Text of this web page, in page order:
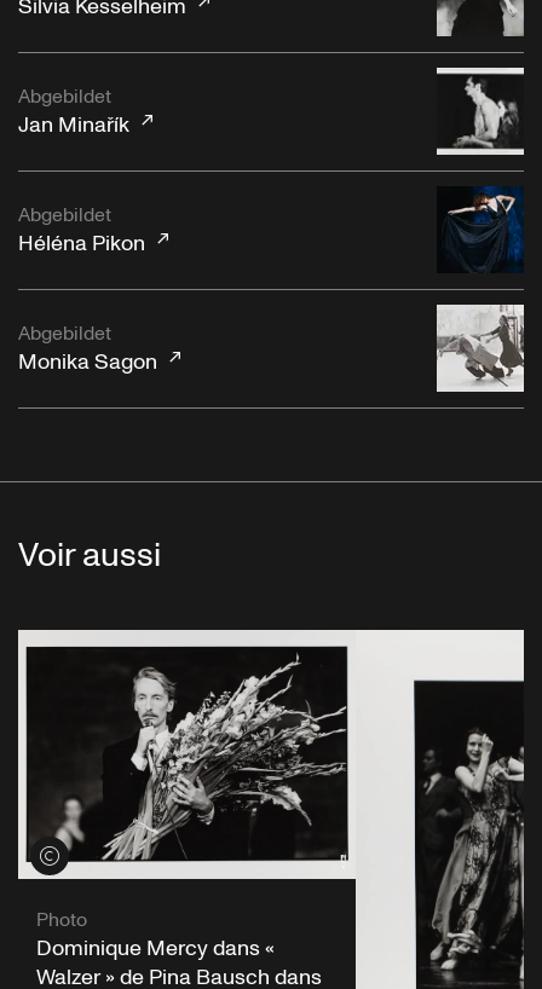
Silvia Kesselheim
Abgebildet
Jan Minařík
Abgebildet
Héléna Pikon
Abgebildet
Monika Sagon
Voir aussi
Voir les crédits
Photo
Dominique Mercy dans «
Walzer » de Pina Bausch dans